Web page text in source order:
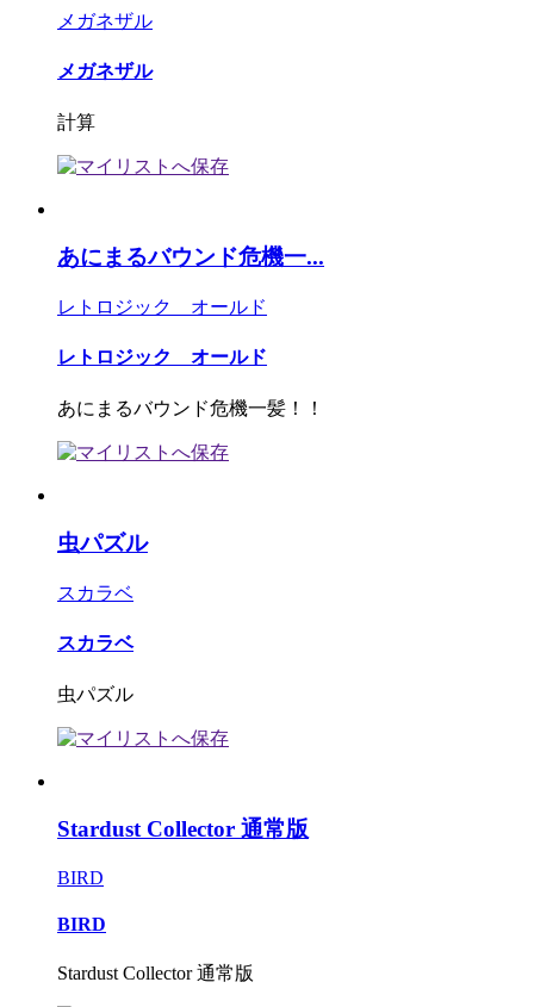
メガネザル
メガネザル
計算
あにまるバウンド危機一...
レトロジック オールド
レトロジック オールド
あにまるバウンド危機一髪！！
虫パズル
スカラベ
スカラベ
虫パズル
Stardust Collector 通常版
BIRD
BIRD
Stardust Collector 通常版